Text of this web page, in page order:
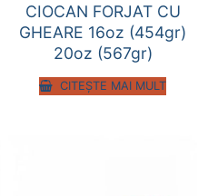
CIOCAN FORJAT CU
GHEARE 16oz (454gr)
20oz (567gr)
CITEȘTE MAI MULT